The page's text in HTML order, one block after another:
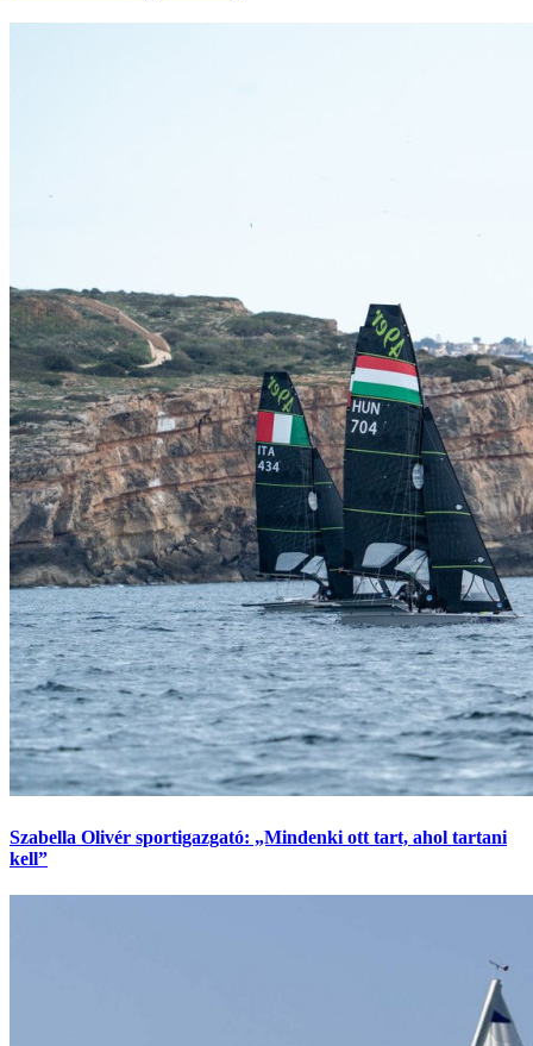
Szabella Olivér sportigazgató: „Mindenki ott tart, ahol tartani
kell”